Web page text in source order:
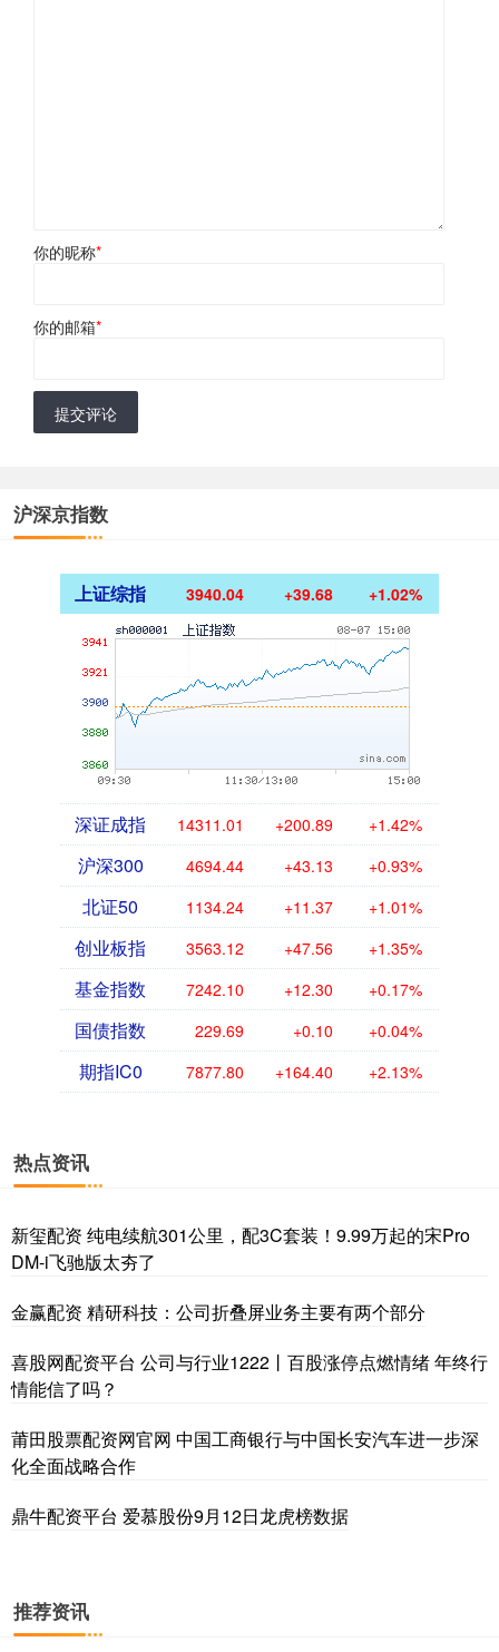
你的昵称*
你的邮箱*
提交评论
沪深京指数
上证综指 3940.04 +39.68 +1.02%
深证成指 14311.01 +200.89 +1.42%
沪深300 4694.44 +43.13 +0.93%
北证50 1134.24 +11.37 +1.01%
创业板指 3563.12 +47.56 +1.35%
基金指数 7242.10 +12.30 +0.17%
国债指数 229.69 +0.10 +0.04%
期指IC0 7877.80 +164.40 +2.13%
热点资讯
新玺配资 纯电续航301公里，配3C套装！9.99万起的宋Pro
DM-i飞驰版太夯了
金赢配资 精研科技：公司折叠屏业务主要有两个部分
喜股网配资平台 公司与行业1222丨百股涨停点燃情绪 年终行
情能信了吗？
莆田股票配资网官网 中国工商银行与中国长安汽车进一步深
化全面战略合作
鼎牛配资平台 爱慕股份9月12日龙虎榜数据
推荐资讯